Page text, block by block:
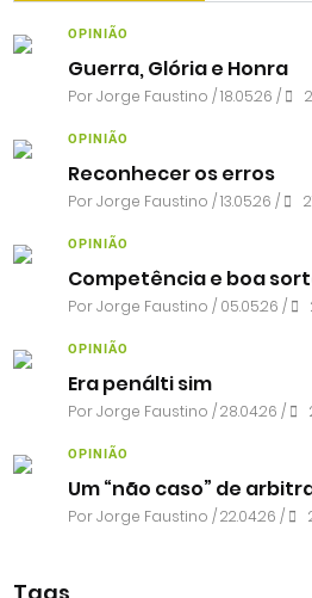
OPINIÃO
Guerra, Glória e Honra
PorJorge Faustino / 18.05.26 /
OPINIÃO
Reconhecer os erros
PorJorge Faustino / 13.05.26 /
OPINIÃO
Competência e boa
PorJorge Faustino / 05.05.26 /
OPINIÃO
Era penálti sim
PorJorge Faustino / 28.04.26 /
OPINIÃO
Um “não caso” de
PorJorge Faustino / 22.04.26 /